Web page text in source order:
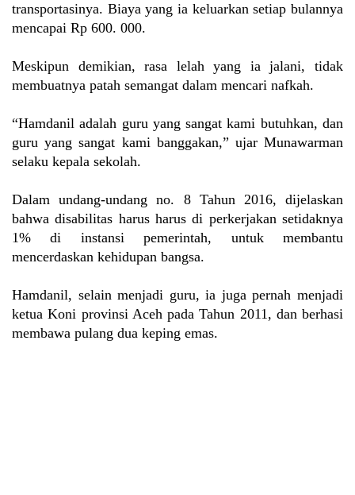
transportasinya. Biaya yang ia keluarkan setiap bulannya
mencapai Rp 600. 000.
Meskipun demikian, rasa lelah yang ia jalani, tidak
membuatnya patah semangat dalam mencari nafkah.
“Hamdanil adalah guru yang sangat kami butuhkan, dan
guru yang sangat kami banggakan,” ujar Munawarman
selaku kepala sekolah.
Dalam undang-undang no. 8 Tahun 2016, dijelaskan
bahwa disabilitas harus harus di perkerjakan setidaknya
1% di instansi pemerintah, untuk membantu
mencerdaskan kehidupan bangsa.
Hamdanil, selain menjadi guru, ia juga pernah menjadi
ketua Koni provinsi Aceh pada Tahun 2011, dan berhasi
membawa pulang dua keping emas.